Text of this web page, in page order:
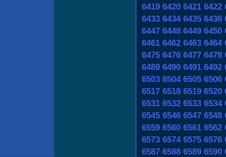
6419 6420 6421 6422
6433 6434 6435 6436
6447 6448 6449 6450
6461 6462 6463 6464
6475 6476 6477 6478
6489 6490 6491 6492
6503 6504 6505 6506
6517 6518 6519 6520
6531 6532 6533 6534
6545 6546 6547 6548
6559 6560 6561 6562
6573 6574 6575 6576
6587 6588 6589 6590